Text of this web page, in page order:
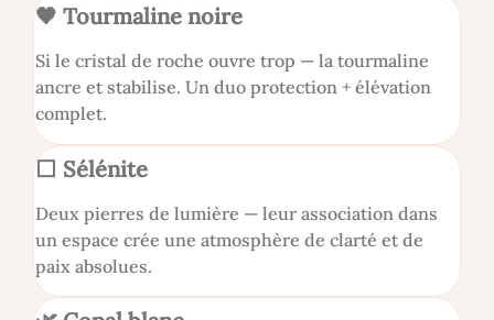
🖤 Tourmaline noire
Si le cristal de roche ouvre trop — la tourmaline
ancre et stabilise. Un duo protection + élévation
complet.
⬜ Sélénite
Deux pierres de lumière — leur association dans
un espace crée une atmosphère de clarté et de
paix absolues.